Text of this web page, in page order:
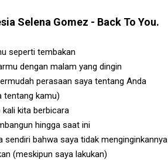
Selena Gomez - Back To You.
seperti tembakan
dengan malam yang dingin
perasaan saya tentang Anda
tentang kamu)
kali kita berbicara
hingga saat ini
sendiri bahwa saya tidak menginginkannya
(meskipun saya lakukan)